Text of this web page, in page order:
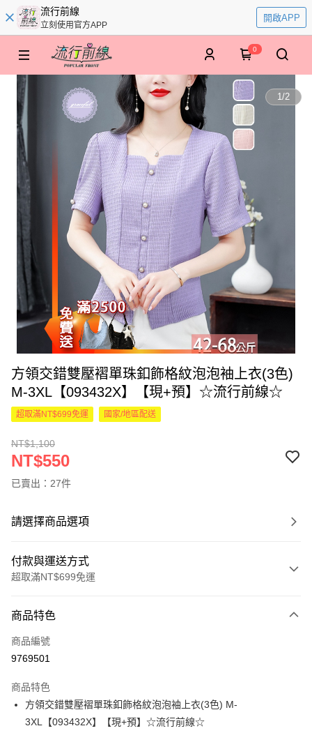
流行前線
立刻使用官方APP
開啟APP
0
1/2
方領交錯雙壓褶單珠釦飾格紋泡泡袖上衣(3色)
M-3XL【093432X】【現+預】☆流行前線☆
超取滿NT$699免運 國家/地區配送
NT$1,100
NT$550
已賣出：27件
請選擇商品選項
付款與運送方式
超取滿NT$699免運
信用卡一次付款
超商取貨付款
Apple Pay
街口支付
商品特色
商品編號
9769501
商品特色
方領交錯雙壓褶單珠釦飾格紋泡泡袖上衣(3色) M-
3XL【093432X】【現+預】☆流行前線☆